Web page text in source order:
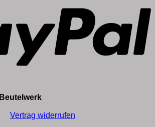
Beutelwerk
Vertrag widerrufen